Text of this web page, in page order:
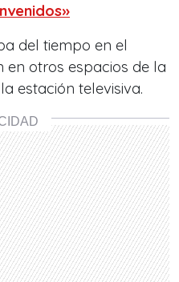
del tiempo en el
en otros espacios de la
estación televisiva.